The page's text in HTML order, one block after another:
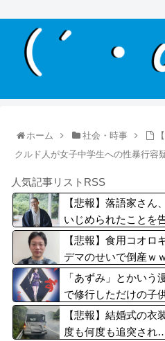
ホーム 社会・時事
クルド人が女子中学生への性暴行容
人気記事リストRSS
【悲報】落語家さん
いじめられたことを
【悲報】食用コオロ
デマのせいで倒産ｗ
「あずみ」とかいう
で修行しただけの子
【悲報】結婚式の衣
度も何度も追突され